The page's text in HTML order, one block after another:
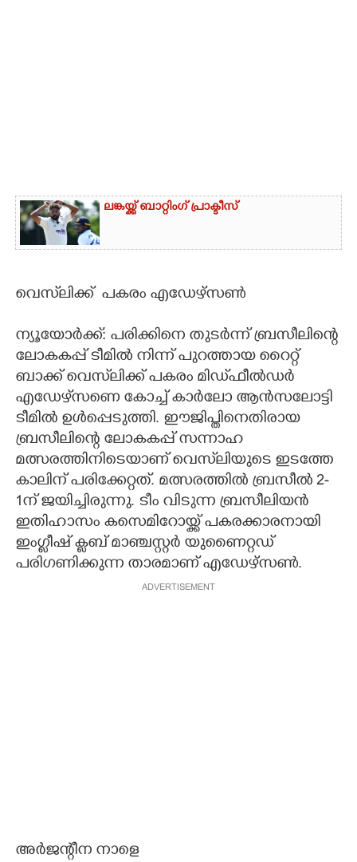
ലങ്കയ്ക്ക് ബാറ്റിംഗ് പ്രാക്ടീസ്
വെ​സ്‌​ലി​ക്ക് ​ പകരം എഡേഴ്സൺ
ന്യൂ​യോ​ർ​ക്ക്:​ പരിക്കിനെ തുടർന്ന് ബ്രസീലിന്റെ
ലോകകപ്പ് ടീമിൽ നിന്ന് പുറത്തായ റൈറ്റ്
ബാക്ക് വെസ്‌ലിക്ക് പകരം മിഡ്‌ഫീൽഡർ
എഡേഴ്‌സണെ കോച്ച് കാർലോ ആൻസലോട്ടി
ടീമിൽ ഉൾപ്പെടുത്തി. ഈജിപ്തിനെതിരായ
ബ്രസീലിന്രെ ലോകകപ്പ് സന്നാഹ
മത്സരത്തിനിടെയാണ് വെസ്‌ലിയുടെ​ ​ഇ​ട​ത്തേ​ ​
കാ​ലി​ന് പരിക്കേറ്റത്.​ മത്സരത്തിൽ ​ബ്ര​സീ​ൽ 2-
1ന് ജയിച്ചിരുന്നു. ടീം വിടുന്ന ബ്രസീലിയൻ
ഇതിഹാസം കസെമിറോയ്ക്ക് പകരക്കാരനായി
ഇംഗ്ലീഷ് ക്ലബ് മാഞ്ചസ്റ്റർ യുണൈറ്റഡ്
പരിഗണിക്കുന്ന താരമാണ് എഡേഴ്സൺ.
ADVERTISEMENT
അ​ർ​ജ​ന്റീ​ന​ ​നാ​ളെ​ ​